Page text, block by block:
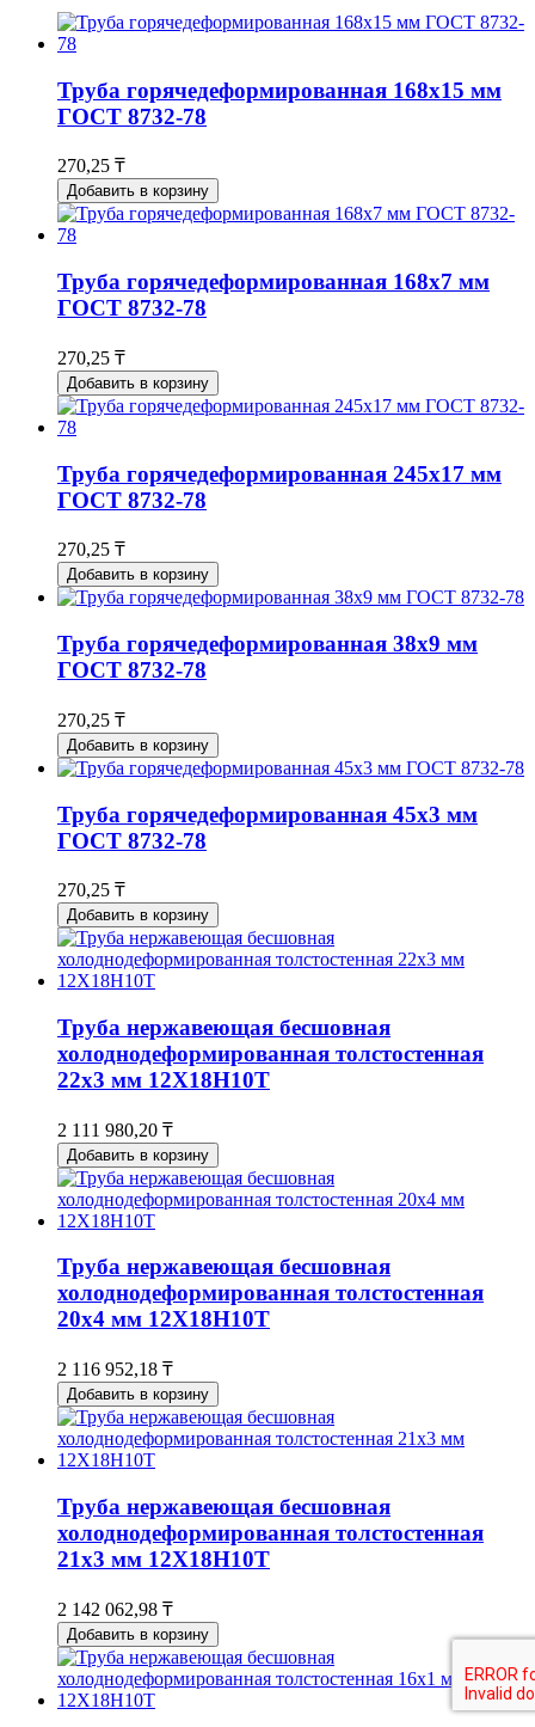
Труба горячедеформированная 168х15 мм
ГОСТ 8732-78
270,25 ₸
Добавить в корзину
Труба горячедеформированная 168х7 мм
ГОСТ 8732-78
270,25 ₸
Добавить в корзину
Труба горячедеформированная 245х17 мм
ГОСТ 8732-78
270,25 ₸
Добавить в корзину
Труба горячедеформированная 38х9 мм
ГОСТ 8732-78
270,25 ₸
Добавить в корзину
Труба горячедеформированная 45х3 мм
ГОСТ 8732-78
270,25 ₸
Добавить в корзину
Труба нержавеющая бесшовная
холоднодеформированная толстостенная
22х3 мм 12Х18Н10Т
2 111 980,20 ₸
Добавить в корзину
Труба нержавеющая бесшовная
холоднодеформированная толстостенная
20х4 мм 12Х18Н10Т
2 116 952,18 ₸
Добавить в корзину
Труба нержавеющая бесшовная
холоднодеформированная толстостенная
21х3 мм 12Х18Н10Т
2 142 062,98 ₸
Добавить в корзину